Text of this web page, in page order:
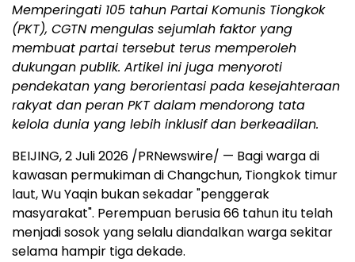
Memperingati 105 tahun Partai Komunis Tiongkok
(PKT), CGTN mengulas sejumlah faktor yang
membuat partai tersebut terus memperoleh
dukungan publik. Artikel ini juga menyoroti
pendekatan yang berorientasi pada kesejahteraan
rakyat dan peran PKT dalam mendorong tata
kelola dunia yang lebih inklusif dan berkeadilan.
BEIJING, 2 Juli 2026 /PRNewswire/ — Bagi warga di
kawasan permukiman di Changchun, Tiongkok timur
laut, Wu Yaqin bukan sekadar "penggerak
masyarakat". Perempuan berusia 66 tahun itu telah
menjadi sosok yang selalu diandalkan warga sekitar
selama hampir tiga dekade.